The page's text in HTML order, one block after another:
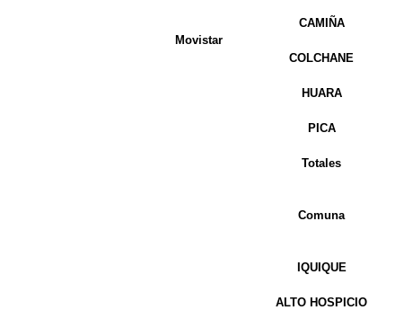
Movistar
CAMIÑA
COLCHANE
HUARA
PICA
Totales
Comuna
IQUIQUE
ALTO HOSPICIO